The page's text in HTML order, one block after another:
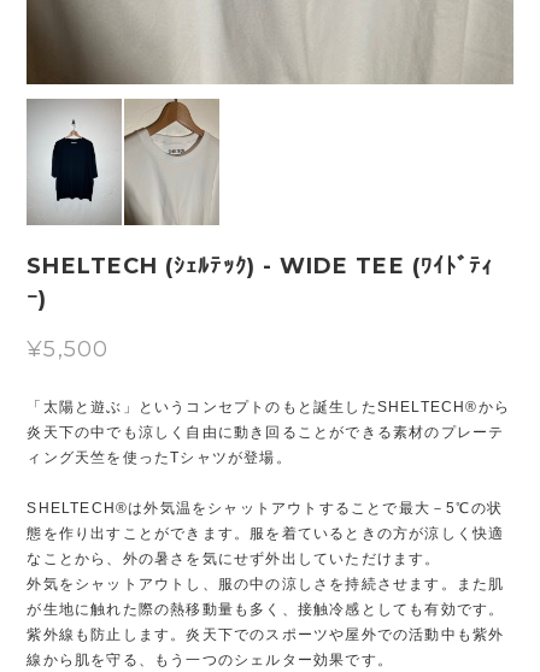
SHELTECH (ｼｪﾙﾃｯｸ) - WIDE TEE (ﾜｲﾄﾞﾃｨ
ｰ)
¥5,500
「太陽と遊ぶ」というコンセプトのもと誕生したSHELTECH®から
炎天下の中でも涼しく自由に動き回ることができる素材のプレーテ
ィング天竺を使ったTシャツが登場。
SHELTECH®は外気温をシャットアウトすることで最大－5℃の状
態を作り出すことができます。服を着ているときの方が涼しく快適
なことから、外の暑さを気にせず外出していただけます。
外気をシャットアウトし、服の中の涼しさを持続させます。また肌
が生地に触れた際の熱移動量も多く、接触冷感としても有効です。
紫外線も防止します。炎天下でのスポーツや屋外での活動中も紫外
線から肌を守る、もう一つのシェルター効果です。